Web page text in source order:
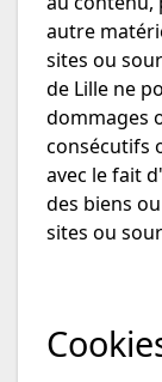
autre
sites ou
de Lille ne
dommages
consécutifs
avec le fait
des biens
sites ou